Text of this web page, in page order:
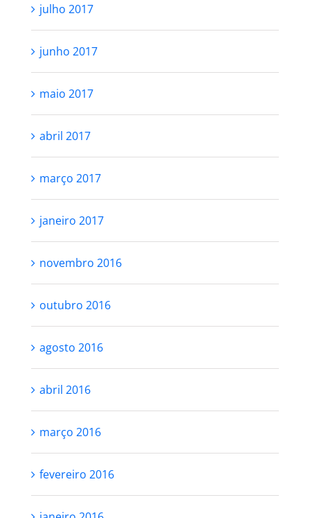
julho 2017
junho 2017
maio 2017
abril 2017
março 2017
janeiro 2017
novembro 2016
outubro 2016
agosto 2016
abril 2016
março 2016
fevereiro 2016